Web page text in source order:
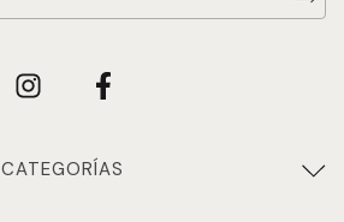
CATEGORÍAS